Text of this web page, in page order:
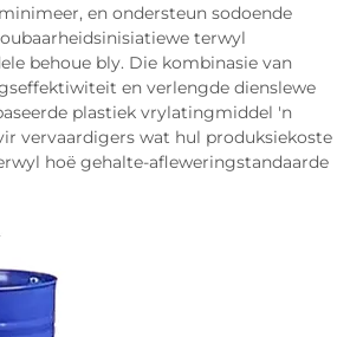
en ondersteun sodoende
terwyl
behoue bly. Die kombinasie van
en verlengde dienslewe
plastiek vrylatingmiddel 'n
vervaardigers wat hul produksiekoste
hoë gehalte-afleweringstandaarde